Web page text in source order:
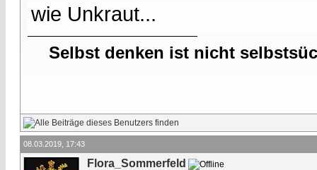
wie Unkraut...
Selbst denken ist nicht
08.03.2019, 17:43
Flora_Sommerfeld